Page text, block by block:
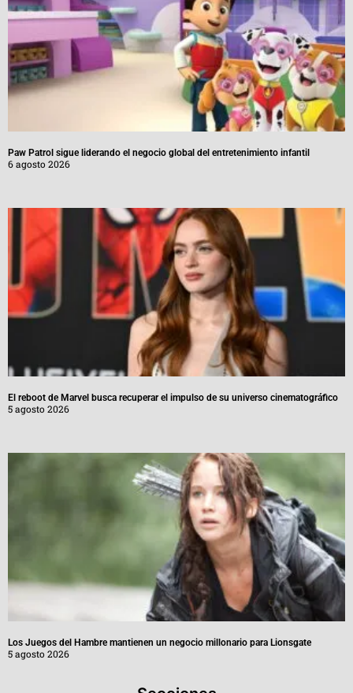
Paw Patrol sigue liderando el negocio global del entretenimiento infantil
6 agosto 2026
El reboot de Marvel busca recuperar el impulso de su universo cinematográfico
5 agosto 2026
Los Juegos del Hambre mantienen un negocio millonario para Lionsgate
5 agosto 2026